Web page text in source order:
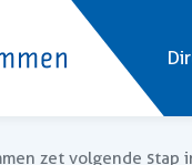
zet volgende